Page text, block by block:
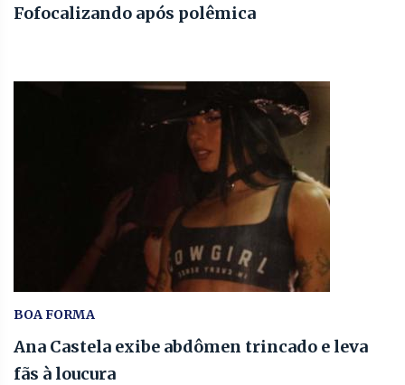
Fofocalizando após polêmica
BOA FORMA
Ana Castela exibe abdômen trincado e leva
fãs à loucura